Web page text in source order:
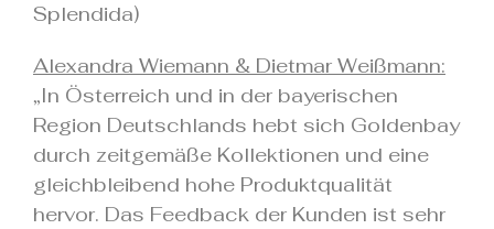
Splendida)
Alexandra Wiemann & Dietmar Weißmann:
„In Österreich und in der bayerischen
Region Deutschlands hebt sich Goldenbay
durch zeitgemäße Kollektionen und eine
gleichbleibend hohe Produktqualität
hervor. Das Feedback der Kunden ist sehr